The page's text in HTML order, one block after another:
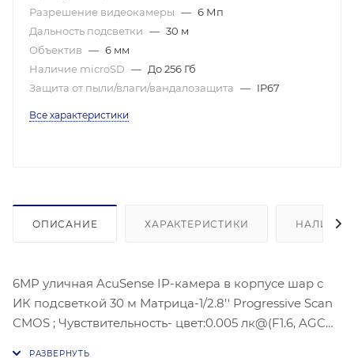
Разрешение видеокамеры — 6 Мп
Дальность подсветки — 30 м
Объектив — 6 мм
Наличие microSD — До 256 Гб
Защита от пыли/влаги/вандалозащита — IP67
Все характеристики
ОПИСАНИЕ ХАРАКТЕРИСТИКИ НАЛИЧИЕ
6MP уличная AcuSense IP-камера в корпусе шар с
ИК подсветкой 30 м Матрица-1/2.8'' Progressive Scan
CMOS ; Чувствительность- цвет:0.005 лк@(F1.6, AGC